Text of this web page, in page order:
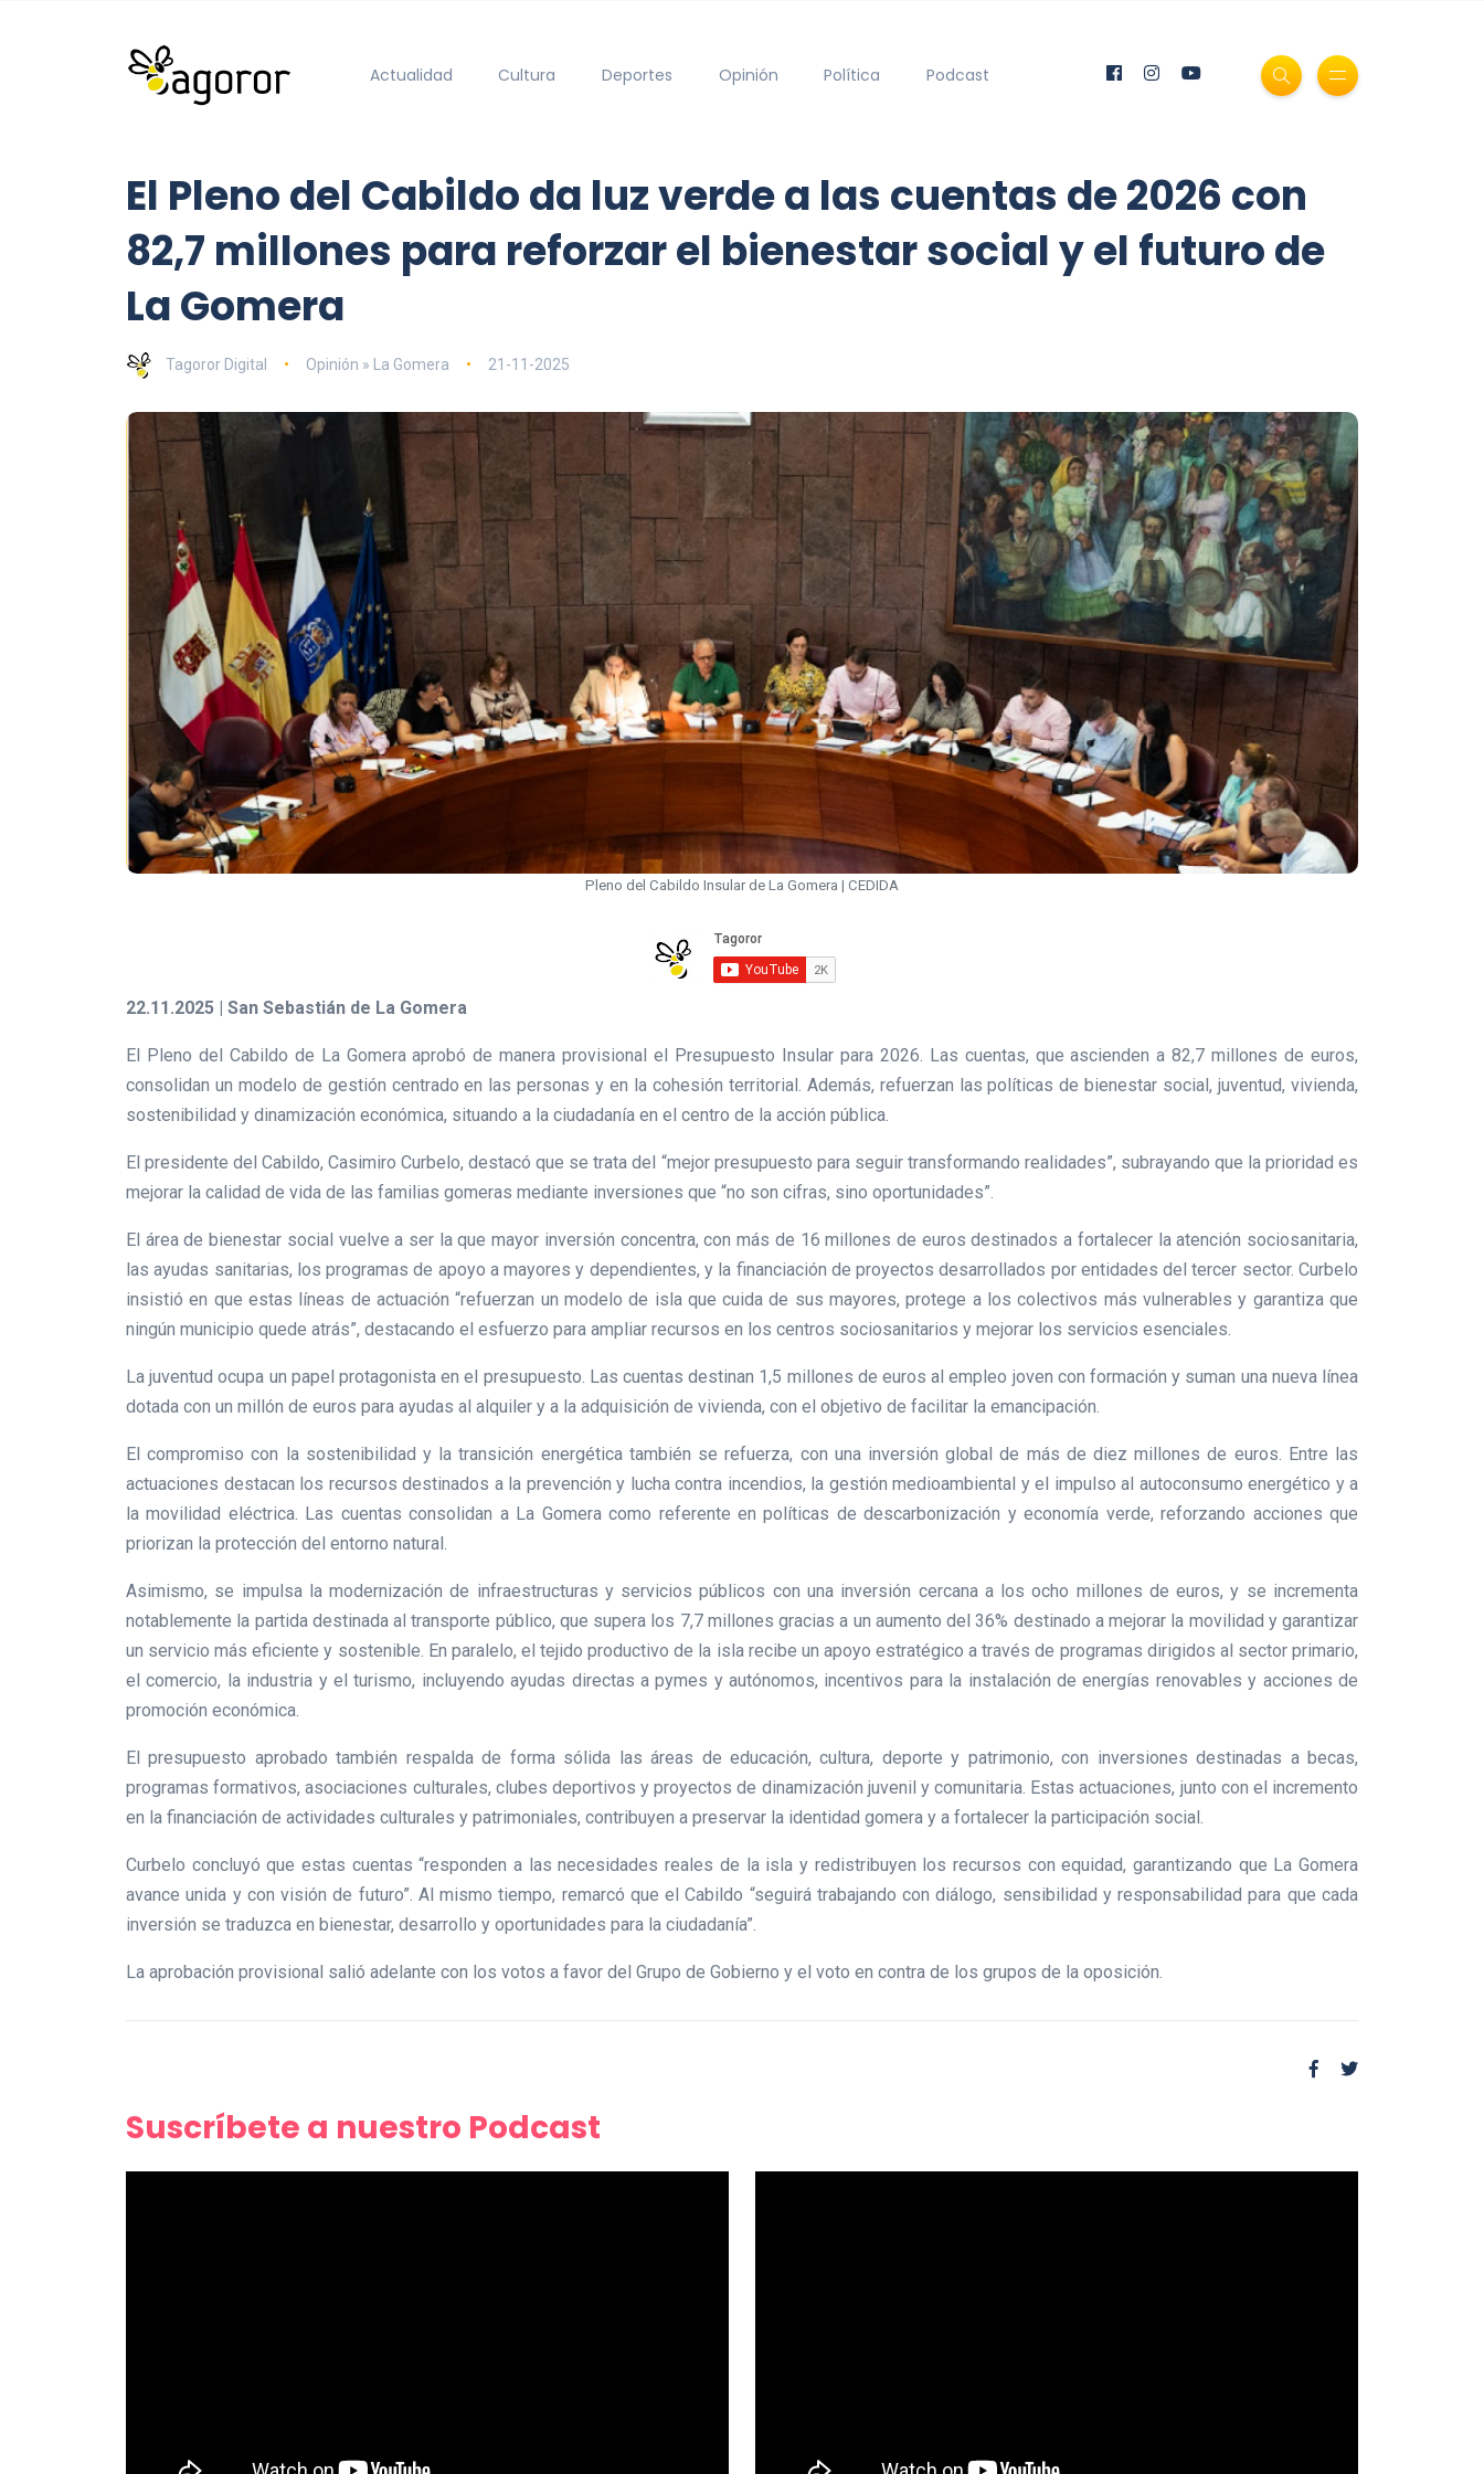
Actualidad Cultura Deportes Opinión Política Podcast
El Pleno del Cabildo da luz verde a las cuentas de 2026 con
82,7 millones para reforzar el bienestar social y el futuro de
La Gomera
Tagoror Digital Opinión » La Gomera 21-11-2025
Pleno del Cabildo Insular de La Gomera | CEDIDA
22.11.2025 | San Sebastián de La Gomera
El Pleno del Cabildo de La Gomera aprobó de manera provisional el Presupuesto Insular para 2026. Las cuentas, que ascienden a 82,7 millones de euros,
consolidan un modelo de gestión centrado en las personas y en la cohesión territorial. Además, refuerzan las políticas de bienestar social, juventud, vivienda,
sostenibilidad y dinamización económica, situando a la ciudadanía en el centro de la acción pública.
El presidente del Cabildo, Casimiro Curbelo, destacó que se trata del “mejor presupuesto para seguir transformando realidades”, subrayando que la prioridad es
mejorar la calidad de vida de las familias gomeras mediante inversiones que “no son cifras, sino oportunidades”.
El área de bienestar social vuelve a ser la que mayor inversión concentra, con más de 16 millones de euros destinados a fortalecer la atención sociosanitaria,
las ayudas sanitarias, los programas de apoyo a mayores y dependientes, y la financiación de proyectos desarrollados por entidades del tercer sector. Curbelo
insistió en que estas líneas de actuación “refuerzan un modelo de isla que cuida de sus mayores, protege a los colectivos más vulnerables y garantiza que
ningún municipio quede atrás”, destacando el esfuerzo para ampliar recursos en los centros sociosanitarios y mejorar los servicios esenciales.
La juventud ocupa un papel protagonista en el presupuesto. Las cuentas destinan 1,5 millones de euros al empleo joven con formación y suman una nueva línea
dotada con un millón de euros para ayudas al alquiler y a la adquisición de vivienda, con el objetivo de facilitar la emancipación.
El compromiso con la sostenibilidad y la transición energética también se refuerza, con una inversión global de más de diez millones de euros. Entre las
actuaciones destacan los recursos destinados a la prevención y lucha contra incendios, la gestión medioambiental y el impulso al autoconsumo energético y a
la movilidad eléctrica. Las cuentas consolidan a La Gomera como referente en políticas de descarbonización y economía verde, reforzando acciones que
priorizan la protección del entorno natural.
Asimismo, se impulsa la modernización de infraestructuras y servicios públicos con una inversión cercana a los ocho millones de euros, y se incrementa
notablemente la partida destinada al transporte público, que supera los 7,7 millones gracias a un aumento del 36% destinado a mejorar la movilidad y garantizar
un servicio más eficiente y sostenible. En paralelo, el tejido productivo de la isla recibe un apoyo estratégico a través de programas dirigidos al sector primario,
el comercio, la industria y el turismo, incluyendo ayudas directas a pymes y autónomos, incentivos para la instalación de energías renovables y acciones de
promoción económica.
El presupuesto aprobado también respalda de forma sólida las áreas de educación, cultura, deporte y patrimonio, con inversiones destinadas a becas,
programas formativos, asociaciones culturales, clubes deportivos y proyectos de dinamización juvenil y comunitaria. Estas actuaciones, junto con el incremento
en la financiación de actividades culturales y patrimoniales, contribuyen a preservar la identidad gomera y a fortalecer la participación social.
Curbelo concluyó que estas cuentas “responden a las necesidades reales de la isla y redistribuyen los recursos con equidad, garantizando que La Gomera
avance unida y con visión de futuro”. Al mismo tiempo, remarcó que el Cabildo “seguirá trabajando con diálogo, sensibilidad y responsabilidad para que cada
inversión se traduzca en bienestar, desarrollo y oportunidades para la ciudadanía”.
La aprobación provisional salió adelante con los votos a favor del Grupo de Gobierno y el voto en contra de los grupos de la oposición.
Suscríbete a nuestro Podcast